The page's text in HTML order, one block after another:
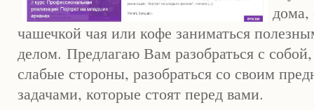
дома,
чашечкой чая или кофе заниматься
делом. Предлагаю Вам разобраться с
слабые стороны, разобраться со своим
задачами, которые стоят перед вами.